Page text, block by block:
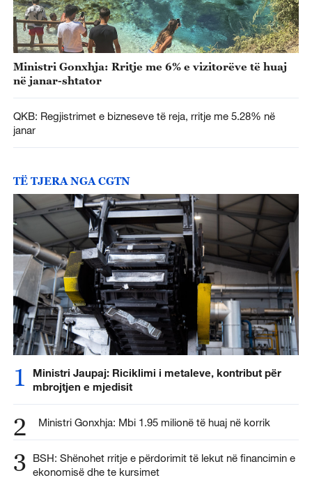
Ministri Gonxhja: Rritje me 6% e vizitorëve të huaj
në janar-shtator
QKB: Regjistrimet e bizneseve të reja, rritje me 5.28% në
janar
TË TJERA NGA CGTN
1
Ministri Jaupaj: Riciklimi i metaleve, kontribut për
mbrojtjen e mjedisit
2 Ministri Gonxhja: Mbi 1.95 milionë të huaj në korrik
3
BSH: Shënohet rritje e përdorimit të lekut në financimin e
ekonomisë dhe te kursimet